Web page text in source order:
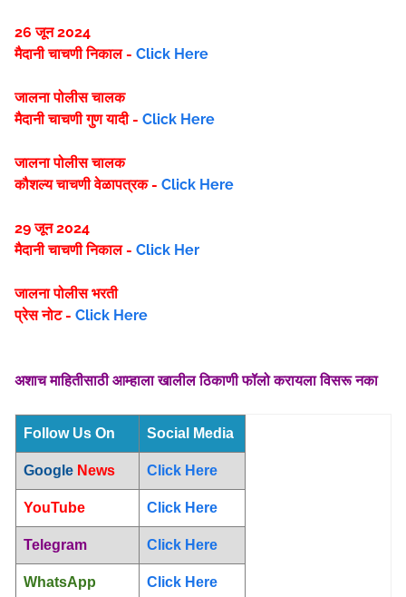
26 जून 2024
मैदानी चाचणी निकाल - Click Here
जालना पोलीस चालक
मैदानी चाचणी गुण यादी - Click Here
जालना पोलीस चालक
कौशल्य चाचणी वेळापत्रक - Click Here
29 जून 2024
मैदानी चाचणी निकाल - Click Her
जालना पोलीस भरती
प्रेस नोट - Click Here
अशाच माहितीसाठी आम्हाला खालील ठिकाणी फॉलो करायला विसरू नका
Follow Us On Social Media
Google News Click Here
YouTube Click Here
Telegram Click Here
WhatsApp Click Here